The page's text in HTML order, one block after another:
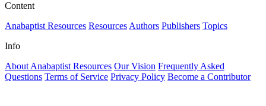
Content
Anabaptist Resources Resources Authors Publishers Topics
Info
About Anabaptist Resources Our Vision Frequently Asked
Questions Terms of Service Privacy Policy Become a Contributor